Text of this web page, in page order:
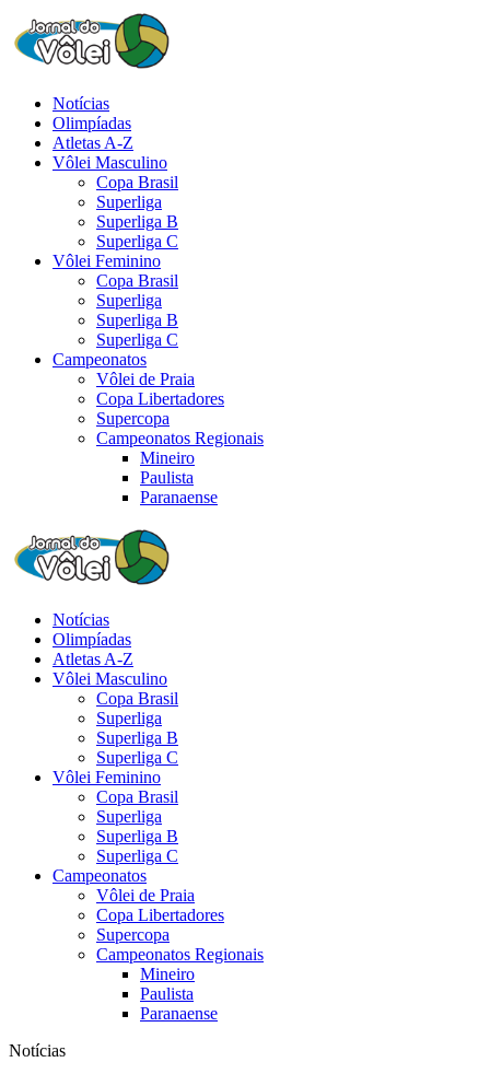
Notícias
Olimpíadas
Atletas A-Z
Vôlei Masculino
Copa Brasil
Superliga
Superliga B
Superliga C
Vôlei Feminino
Copa Brasil
Superliga
Superliga B
Superliga C
Campeonatos
Vôlei de Praia
Copa Libertadores
Supercopa
Campeonatos Regionais
Mineiro
Paulista
Paranaense
Notícias
Olimpíadas
Atletas A-Z
Vôlei Masculino
Copa Brasil
Superliga
Superliga B
Superliga C
Vôlei Feminino
Copa Brasil
Superliga
Superliga B
Superliga C
Campeonatos
Vôlei de Praia
Copa Libertadores
Supercopa
Campeonatos Regionais
Mineiro
Paulista
Paranaense
Notícias